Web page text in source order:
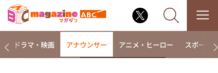
ドラマ・映画 アナウンサー アニメ・ヒーロー スポーツ